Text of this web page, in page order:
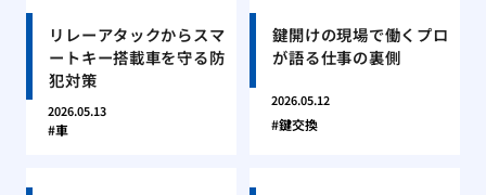
リレーアタックからスマ
ートキー搭載車を守る防
犯対策
2026.05.13
車
鍵開けの現場で働くプロ
が語る仕事の裏側
2026.05.12
鍵交換